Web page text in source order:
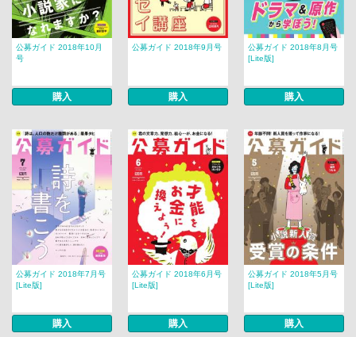
公募ガイド 2018年10月
号
購入
公募ガイド 2018年9月号
購入
公募ガイド 2018年8月号
[Lite版]
購入
公募ガイド 2018年7月号
[Lite版]
購入
公募ガイド 2018年6月号
[Lite版]
購入
公募ガイド 2018年5月号
[Lite版]
購入